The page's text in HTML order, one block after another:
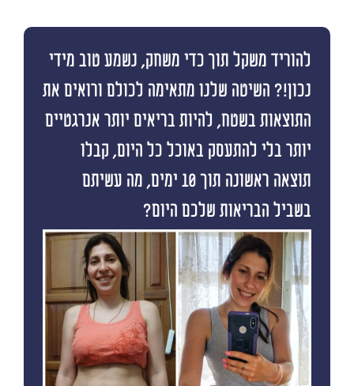
להוריד משקל תוך כדי משחק, נשמע טוב מידי
נכון!? השיטה שלנו מתאימה לכולם ורואים את
התוצאות בשטח, להיות בריאים יותר אנרגטיים
יותר בלי להתעסק באוכל כל היום, קבלו
תוצאה ראשונה תוך 10 ימים, מה עשיתם
בשביל הבריאות שלכם היום?